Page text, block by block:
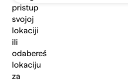
pristup
svojoj
lokaciji
ili
odabereš
lokaciju
za